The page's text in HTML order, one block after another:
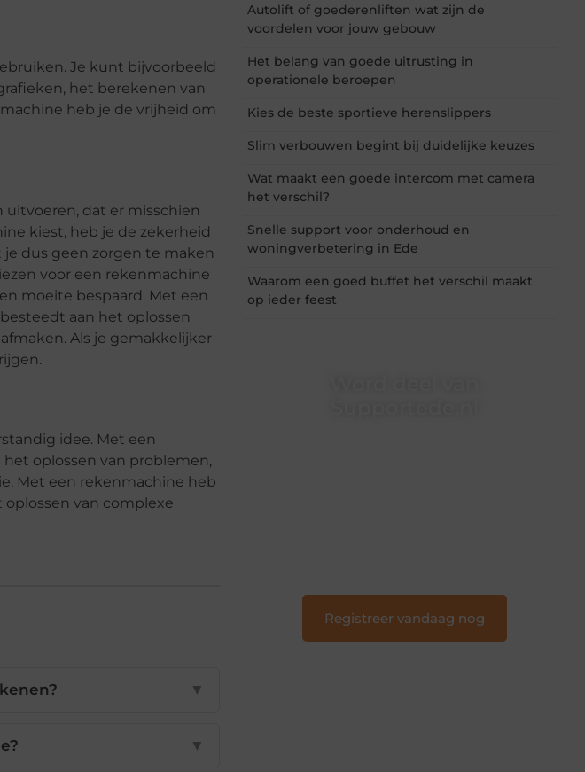
Je kunt bijvoorbeeld
het berekenen van
heb je de vrijheid om
dat er misschien
kiest, heb je de zekerheid
dus geen zorgen te maken
voor een rekenmachine
moeite bespaard. Met een
aan het oplossen
Als je gemakkelijker
idee. Met een
oplossen van problemen,
Met een rekenmachine heb
van complexe
▼
▼
Autolift of goederenliften wat zijn de
voordelen voor jouw gebouw
Het belang van goede uitrusting in
operationele beroepen
Kies de beste sportieve herenslippers
Slim verbouwen begint bij duidelijke keuzes
Wat maakt een goede intercom met camera
het verschil?
Snelle support voor onderhoud en
woningverbetering in Ede
Waarom een goed buffet het verschil maakt
op ieder feest
Registreer vandaag nog